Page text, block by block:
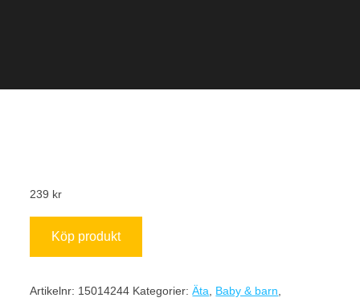
239 kr
Köp produkt
Artikelnr: 15014244 Kategorier:Äta Baby & barn